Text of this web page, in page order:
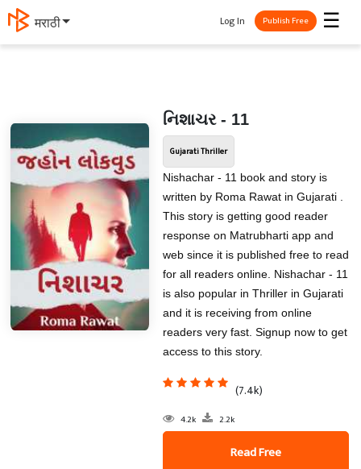
मराठी ☰
Log In Publish Free
નિશાચર - 11
Gujarati Thriller
Nishachar - 11 book and story is
written by Roma Rawat in Gujarati .
This story is getting good reader
response on Matrubharti app and
web since it is published free to read
for all readers online. Nishachar - 11
is also popular in Thriller in Gujarati
and it is receiving from online
readers very fast. Signup now to get
access to this story.
(7.4k)
4.2k 2.2k
Read Free